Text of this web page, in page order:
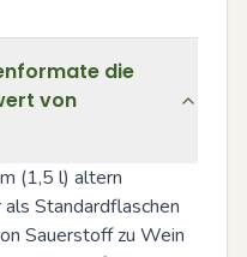
die
von
(1,5 l) altern
Standardflaschen
Sauerstoff zu Wein